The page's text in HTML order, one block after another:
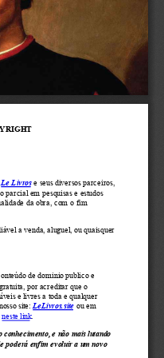
Le Livros e seus diversos parceiros,
em pesquisas e estudos
da obra, com o fim
a venda, aluguel, ou quaisquer
de dominio publico e
por acreditar que o
e livres a toda e qualquer
site: LeLivros.site ou em
neste link.
e não mais lutando
poderá enfim evoluir a um novo